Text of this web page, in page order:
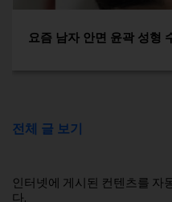
요즘 남자 안면 윤곽 성형
전체 글 보기
인터넷에 게시된 컨텐츠를 자
다.